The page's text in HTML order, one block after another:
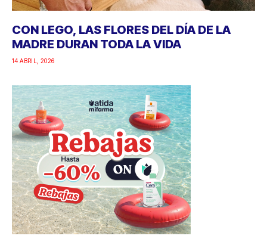
CON LEGO, LAS FLORES DEL DÍA DE LA
MADRE DURAN TODA LA VIDA
14 ABRIL, 2026